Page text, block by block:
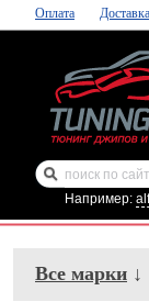
Оплата Доставка
Например:
Все марки ↓